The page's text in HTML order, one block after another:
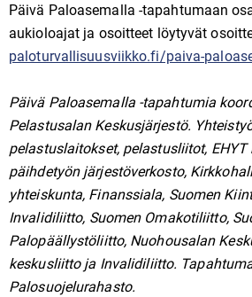
Päivä Paloasemalla -tapahtumaan
aukioloajat ja osoitteet löytyvät
paloturvallisuusviikko.fi/paiva-
Päivä Paloasemalla -tapahtumia
Pelastusalan Keskusjärjestö.
pelastuslaitokset, pelastusliitot, EHYT
päihdetyön järjestöverkosto,
yhteiskunta, Finanssiala, Suomen
Invalidiliitto, Suomen Omakotiliitto,
Palopäällystöliitto, Nuohousalan
keskusliitto ja Invalidiliitto.
Palosuojelurahasto.